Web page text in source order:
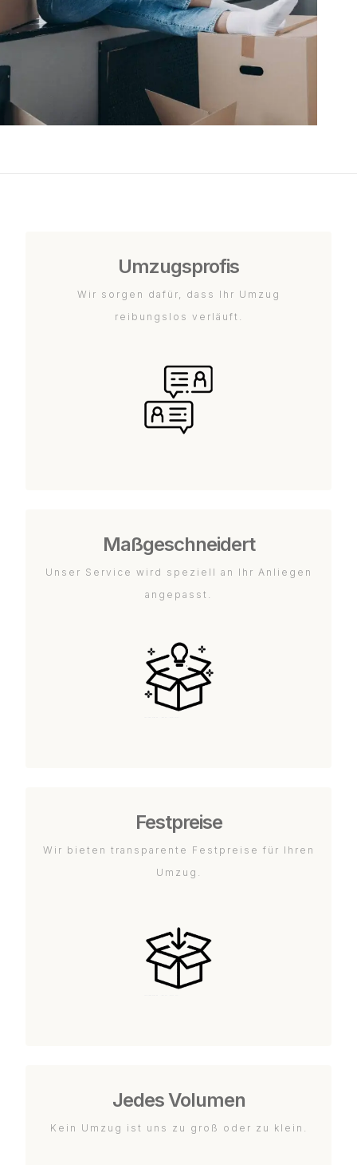
Umzugsprofis
Wir sorgen dafür, dass Ihr Umzug
reibungslos verläuft.
Maßgeschneidert
Unser Service wird speziell an Ihr Anliegen
angepasst.
Festpreise
Wir bieten transparente Festpreise für Ihren
Umzug.
Jedes Volumen
Kein Umzug ist uns zu groß oder zu klein.